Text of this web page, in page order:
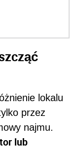
lokalu
przez
najmu.
lub